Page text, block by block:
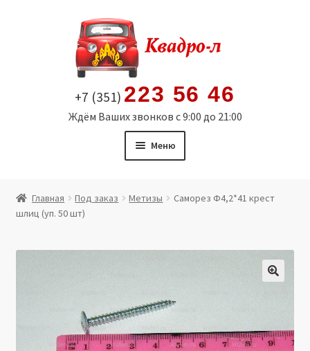
содержимому
+7 (351) 223 56 46
Ждём Ваших звонков с 9:00 до 21:00
Меню
Витрина
Мой аккаунт
Производители
Главная Под заказ Метизы
Саморез Ф4,2*41 крест
шлиц (уп. 50 шт)